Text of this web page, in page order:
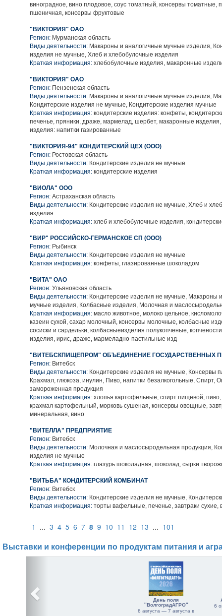
виноградное, вино плодовое, соус томатный, консервы томатные,
пшеничная, консервы фруктовые
"ВИКТОРИЯ" ОАО
Регион: Мурманская область
Виды деятельности: Макароны и аналогичные мучные изделия,
изделия не мучные, Хлеб и хлебобулочные изделия
Краткая информация: хлебобулочные изделия, макаронные
"ВИКТОРИЯ" ОАО
Регион: Пензенская область
Виды деятельности: Макароны и аналогичные мучные изделия,
Кондитерские изделия не мучные, Кондитерские изделия мучные
Краткая информация: кондитерские изделия: конфеты,
печенье, пряники, драже, мармелад, шербет, макаронные изделия,
изделия: напитки газированные
"ВИКТОРИЯ-94" КОНДИТЕРСКИЙ ЦЕХ (ООО)
Регион: Ростовская область
Виды деятельности: Кондитерские изделия не мучные
Краткая информация: кондитерские изделия
"ВИОЛА" ООО
Регион: Астраханская область
Виды деятельности: Кондитерские изделия не мучные, Хлеб и
изделия
Краткая информация: хлеб и хлебобулочные изделия,
"ВИР" РОССИЙСКО-ГЕРМАНСКОЕ СП (ООО)
Регион: Рыбинск
Виды деятельности: Кондитерские изделия не мучные
Краткая информация: конфеты, глазированные шоколадом
"ВИТА" ОАО
Регион: Ульяновская область
Виды деятельности: Кондитерские изделия не мучные, Макароны
мучные изделия, Колбасные изделия, Молочная и
Краткая информация: масло животное, молоко цельное,
казеин сухой, сахар молочный, консервы молочные, колбасные
сосиски и сардельки, колбасныеизделия полукопченые,
изделия, ирис, драже, мармеладно-пастильные изд
"ВИТЕБСКПИЩЕПРОМ" ОБЪЕДИНЕНИЕ ГОСУДАРСТВЕННЫХ
Регион: Витебск
Виды деятельности: Кондитерские изделия не мучные, Консервы
Крахмал, глюкоза, инулин, Пиво, напитки безалкогольные, Спирт,
замороженная продукция
Краткая информация: хлопья картофельные, спирт пищевой,
крахмал картофельный, морковь сушеная, консервы овощные,
минеральная, вино
"ВИТЕЛЛА" ПРЕДПРИЯТИЕ
Регион: Витебск
Виды деятельности: Молочная и маслосыродельная продукция,
изделия не мучные
Краткая информация: глазурь шоколадная, шоколад, сырки
"ВИТЬБА" КОНДИТЕРСКИЙ КОМБИНАТ
Регион: Витебск
Виды деятельности: Кондитерские изделия не мучные,
Краткая информация: торты вафельные, печенье, завтраки сухие,
1 ... 3 4 5 6 7 8 9 10 11 12 13 ... 101
Выставки и конференции по продуктам питания и
День поля
"ВолгоградАГРО"
6 августа — 7 августа в
6